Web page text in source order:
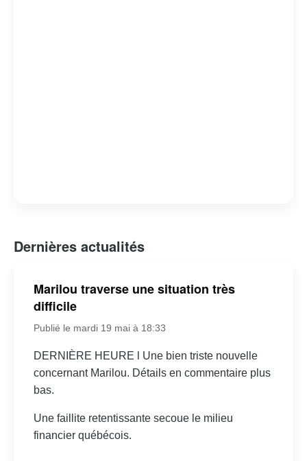
Dernières actualités
Marilou traverse une situation très
difficile
Publié le mardi 19 mai à 18:33
DERNIÈRE HEURE l Une bien triste nouvelle
concernant Marilou. Détails en commentaire plus
bas.
Une faillite retentissante secoue le milieu
financier québécois.